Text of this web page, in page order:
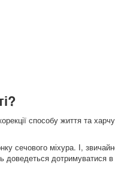
способу життя та
сечового міхура. І,
дотримуватися в